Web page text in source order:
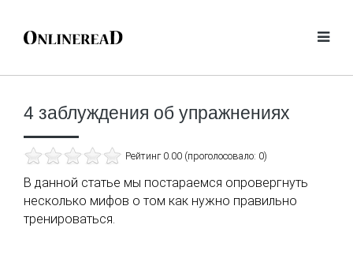
4 заблуждения об упражнениях
Рейтинг 0.00 (проголосовало: 0)
В данной статье мы постараемся опровергнуть
несколько мифов о том как нужно правильно
тренироваться.